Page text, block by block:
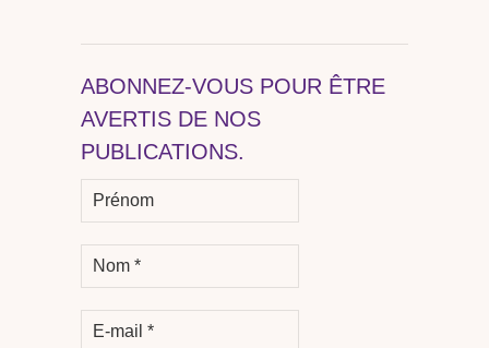
ABONNEZ-VOUS POUR ÊTRE
AVERTIS DE NOS
PUBLICATIONS.